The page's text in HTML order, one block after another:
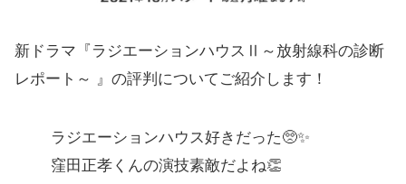
新ドラマ『ラジエーションハウスⅡ～放射線科の診断
レポート～ 』の評判についてご紹介します！
ラジエーションハウス好きだった🥺✨
窪田正孝くんの演技素敵だよね👏